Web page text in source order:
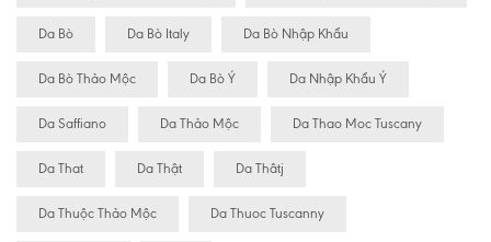
Da Bò Da Bò Italy Da Bò Nhập Khẩu
Da Bò Thảo Mộc Da Bò Ý Da Nhập Khẩu Ý
Da Saffiano Da Thảo Mộc Da Thao Moc Tuscany
Da That Da Thật Da Thâtj
Da Thuộc Thảo Mộc Da Thuoc Tuscanny